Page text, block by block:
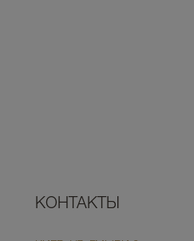
КОНТАКТЫ